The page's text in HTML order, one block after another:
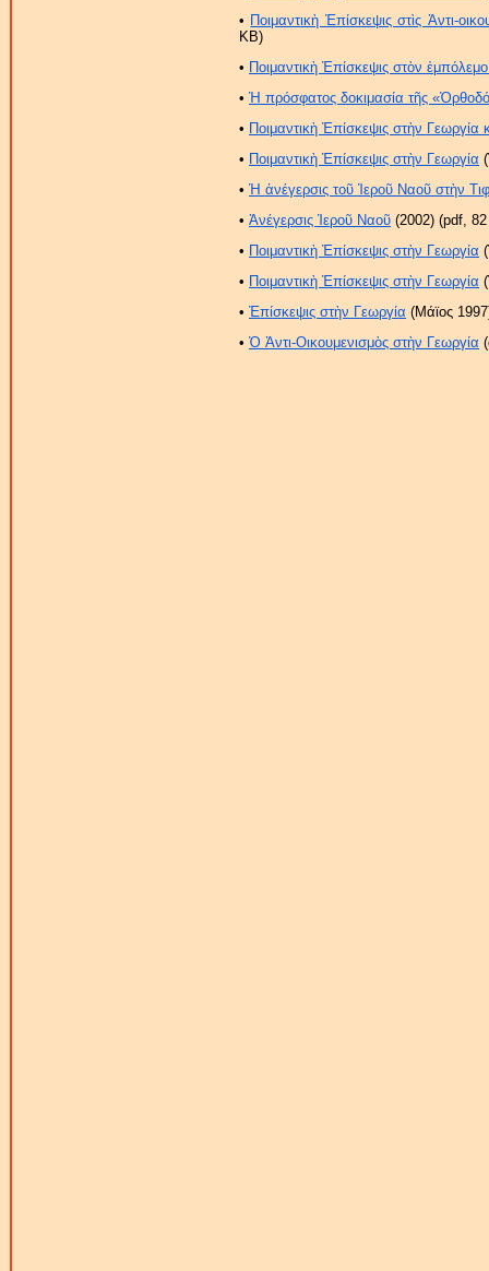
• Ποιμαντικὴ Ἐπίσκεψις στὶς Ἀντι-
KB)
• Ποιμαντικὴ Ἐπίσκεψις στὸν
• Ἡ πρόσφατος δοκιμασία τῆς
• Ποιμαντικὴ Ἐπίσκεψις στὴν Γεωργία
• Ποιμαντικὴ Ἐπίσκεψις στὴν Γεωργία
• Ἡ ἀνέγερσις τοῦ Ἱεροῦ Ναοῦ στὴν
• Ἀνέγερσις Ἱεροῦ Ναοῦ (2002) (pdf,
• Ποιμαντικὴ Ἐπίσκεψις στὴν Γεωργία
• Ποιμαντικὴ Ἐπίσκεψις στὴν Γεωργία
• Ἐπίσκεψις στὴν Γεωργία (Μάϊος
• Ὁ Ἀντι-Οικουμενισμὸς στὴν Γεωργία